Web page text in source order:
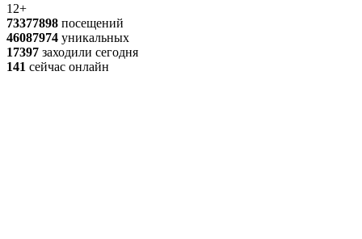
12+
73377898 посещений
46087974 уникальных
17397 заходили сегодня
141 сейчас онлайн